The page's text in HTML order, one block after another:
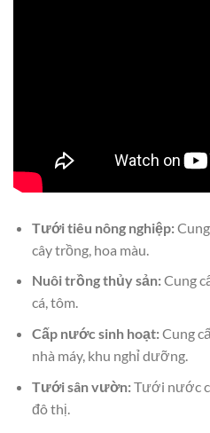
Tưới tiêu nông nghiệp:
cây trồng, hoa màu.
Nuôi trồng thủy sản:Cung
cá, tôm.
Cấp nước sinh hoạt:Cung
nhà máy, khu nghỉ dưỡng.
Tưới sân vườn:Tưới nước
đô thị.